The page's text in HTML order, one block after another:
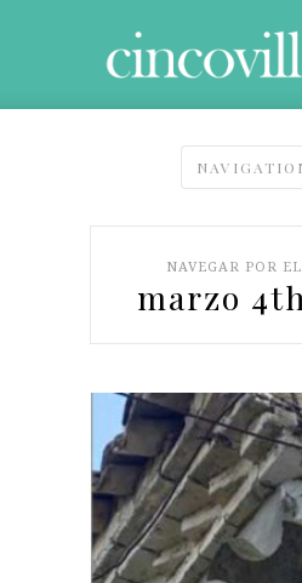
NAVEGAR POR
marzo